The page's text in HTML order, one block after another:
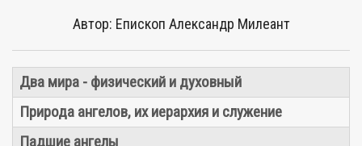
Автор: Епископ Александр Милеант
Два мира - физический и духовный
Природа ангелов, их иерархия и служение
Падшие ангелы